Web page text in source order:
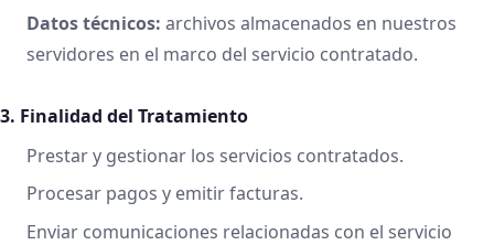
Datos técnicos: archivos almacenados en nuestros
servidores en el marco del servicio contratado.
3. Finalidad del Tratamiento
Prestar y gestionar los servicios contratados.
Procesar pagos y emitir facturas.
Enviar comunicaciones relacionadas con el servicio